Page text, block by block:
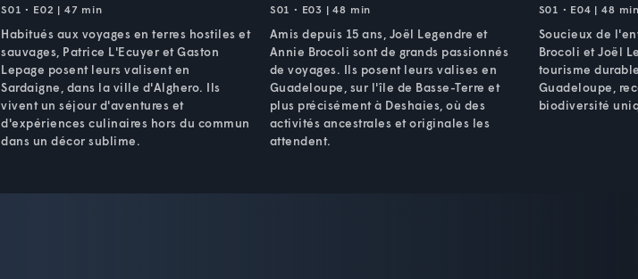
S01 • E02 | 47 min
Habitués aux voyages en terres hostiles et
sauvages, Patrice L'Ecuyer et Gaston
Lepage posent leurs valisent en
Sardaigne, dans la ville d'Alghero. Ils
vivent un séjour d'aventures et
d'expériences culinaires hors du commun
dans un décor sublime.
S01 • E03 | 48 min
Amis depuis 15 ans, Joël Legendre et
Annie Brocoli sont de grands passionnés
de voyages. Ils posent leurs valises en
Guadeloupe, sur l'île de Basse-Terre et
plus précisément à Deshaies, où des
activités ancestrales et originales les
attendent.
S01 • E04 | 48
Soucieux de
Brocoli et Joël
tourisme
Guadeloupe,
biodiversité